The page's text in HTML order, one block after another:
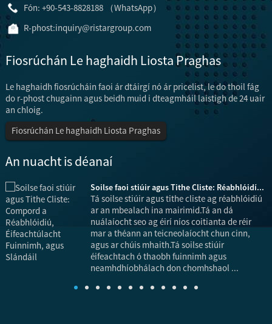
Fón: +90-543-8828188 （WhatsApp）
R-phost:inquiry@ristargroup.com
Fiosrúchán Le haghaidh Liosta Praghas
Le haghaidh fiosrúcháin faoi ár dtáirgí nó ár pricelist, le do thoil fág
do r-phost chugainn agus beidh muid i dteagmháil laistigh de 24 uair
an chloig.
Fiosrúchán Le haghaidh Liosta Praghas
An nuacht is déanaí
Soilse faoi stiúir agus Tithe Cliste: Réabhlóidí...
Tá soilse stiúir agus tithe cliste ag réabhlóidiú
ar an mbealach ina mairimid.Tá an dá
nuálaíocht seo ag éirí níos coitianta de réir
mar a théann an teicneolaíocht chun cinn,
agus ar chúis mhaith.Tá soilse stiúir
éifeachtach ó thaobh fuinnimh agus
neamhdhíobhálach don chomhshaol ...